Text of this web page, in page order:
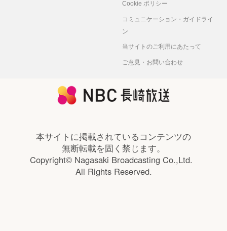
Cookie ポリシー
コミュニケーション・ガイドライ
ン
当サイトのご利用にあたって
ご意見・お問い合わせ
本サイトに掲載されているコンテンツの
無断転載を固く禁じます。
Copyright© Nagasaki Broadcasting Co.,Ltd.
All Rights Reserved.